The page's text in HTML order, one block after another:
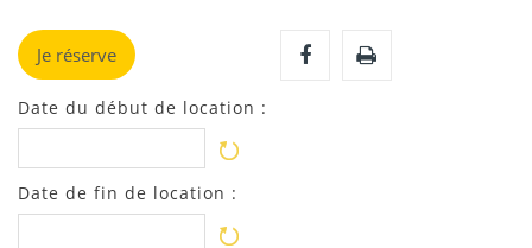
Je réserve
Date du début de location :
Date de fin de location :